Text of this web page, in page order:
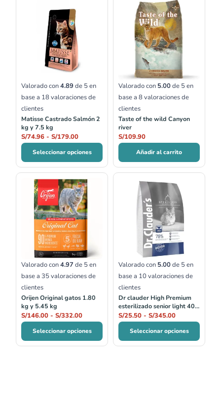
Valorado con4.89 de 5 en
base a 18valoraciones de
clientes
Matisse Castrado Salmón 2
kg y 7.5 kg
S/74.96 - S/179.00
S/179.00
Seleccionar opciones
Valorado con 5.00de 5 en
base a 8valoraciones de
clientes
Taste of the wild Canyon
river
S/109.90
Añadir al carrito
Valorado con4.97 de 5 en
base a 35valoraciones de
clientes
Orijen Original gatos 1.80
kg y 5.45 kg
S/146.00 - S/332.00
Rango
de
precios:
desde
hasta
S/332.00
Seleccionar opciones
Valorado con 5.00de 5 en
base a 10 valoraciones de
clientes
Dr clauder High Premium
esterilizado senior light 400
gr, 1.5 kg, 4 kg y 10 kg
S/25.50 - S/345.00
de
precios:
desde
S/25.50
hasta
S/345.00
Seleccionar opciones